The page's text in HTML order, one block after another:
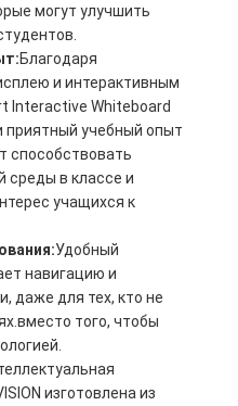
могут улучшить
Благодаря
и интерактивным
Interactive Whiteboard
приятный учебный опыт
способствовать
среды в классе и
учащихся к
Удобный
навигацию и
даже для тех, кто не
того, чтобы
изготовлена из